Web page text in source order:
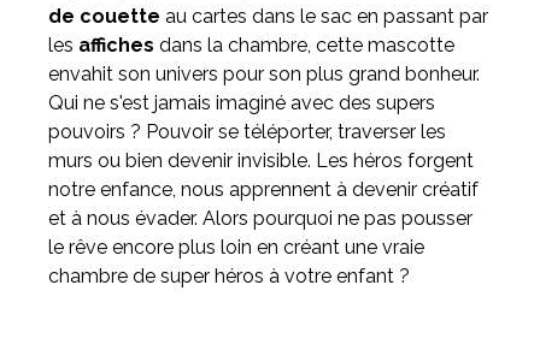
de couette au cartes dans le sac en passant par
les affiches dans la chambre, cette mascotte
envahit son univers pour son plus grand bonheur.
Qui ne s'est jamais imaginé avec des supers
pouvoirs ? Pouvoir se téléporter, traverser les
murs ou bien devenir invisible. Les héros forgent
notre enfance, nous apprennent à devenir créatif
et à nous évader. Alors pourquoi ne pas pousser
le rêve encore plus loin en créant une vraie
chambre de super héros à votre enfant ?